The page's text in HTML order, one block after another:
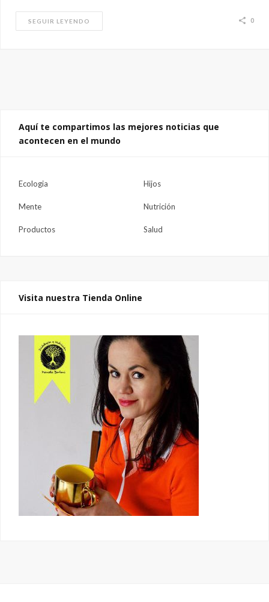
SEGUIR LEYENDO 0
Aquí te compartimos las mejores noticias que
acontecen en el mundo
Ecologia Hijos
Mente Nutrición
Productos Salud
Visita nuestra Tienda Online